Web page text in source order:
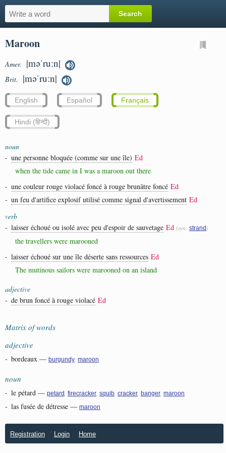
Maroon
Amer. |məˈruːn|
Brit. |məˈruːn|
English Español Français
Hindi (हिन्दी)
noun
- une personne bloquée (comme sur une île) Ed
when the tide came in I was a maroon out there
- une couleur rouge violacé foncé à rouge brunâtre foncé Ed
- un feu d'artifice explosif utilisé comme signal d'avertissement Ed
verb
- laisser échoué ou isolé avec peu d'espoir de sauvetage Ed (syn: strand )
the travellers were marooned
- laisser échoué sur une île déserte sans ressources Ed
The mutinous sailors were marooned on an island
adjective
- de brun foncé à rouge violacé Ed
Matrix of words
adjective
- bordeaux — burgundy maroon
noun
- le pétard — petard firecracker squib cracker banger maroon
- las fusée de détresse — maroon
Registration Login Home